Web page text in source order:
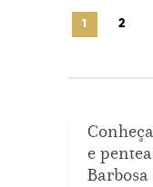
1 2
e
Barbosa